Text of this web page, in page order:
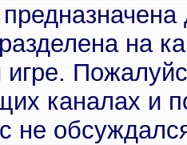
на
каналах и
не